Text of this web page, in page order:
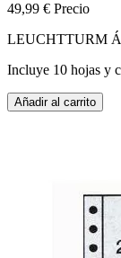
49,99 € Precio
LEUCHTTURM
Incluye 10 hojas y
Añadir al carrito